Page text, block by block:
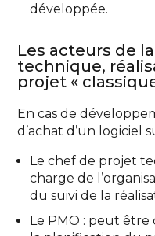
développée.
Les acteurs de
technique,
projet «
En cas de
d’achat d’un logiciel
Le chef de projet
charge de
du suivi de la
Le PMO : peut